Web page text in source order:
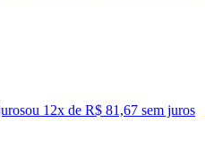
ou 12x de R$ 81,67 sem juros